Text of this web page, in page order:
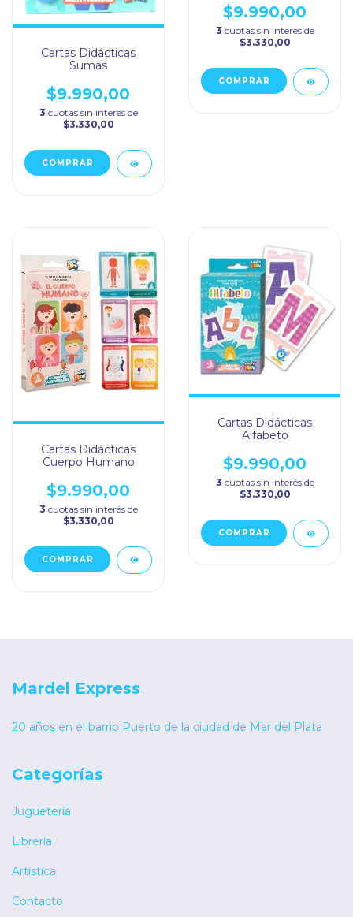
Cartas Didácticas
Sumas
$9.990,00
3 cuotas sin interés de
$3.330,00
$9.990,00
3 cuotas sin interés de
$3.330,00
Cartas Didácticas
Cuerpo Humano
$9.990,00
3 cuotas sin interés de
$3.330,00
Cartas Didácticas
Alfabeto
$9.990,00
3 cuotas sin interés de
$3.330,00
Mardel Express
20 años en el barrio Puerto de la ciudad de Mar del Plata
Categorías
Juguetería
Librería
Artística
Contacto